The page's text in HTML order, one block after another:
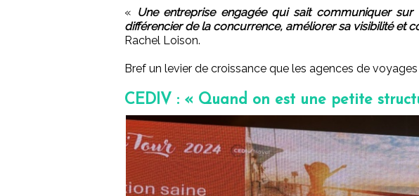
« Une entreprise engagée qui sait communiquer sur
différencier de la concurrence, améliorer sa visibilité et
Rachel Loison.
Bref un levier de croissance que les agences de
CEDIV : « Quand on est une petite